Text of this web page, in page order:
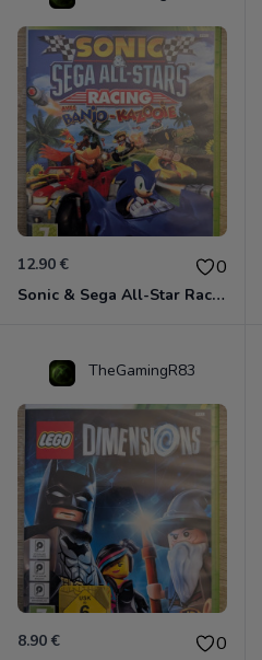
12.90 € 0
Sonic & Sega All-Star Racing avec Banjo-Kazooie Xbox 360
TheGamingR83
8.90 € 0